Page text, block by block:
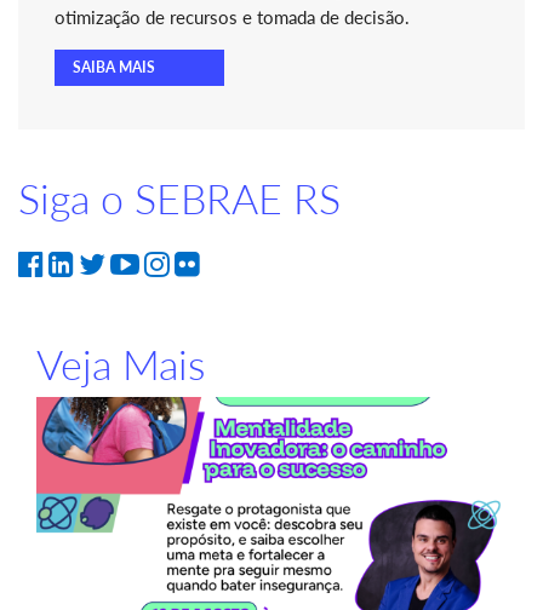
otimização de recursos e tomada de decisão.
SAIBA MAIS
Siga o SEBRAE RS
Veja Mais